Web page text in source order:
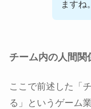
ますね。
チーム内の人間関
ここで前述した「
る」というゲーム